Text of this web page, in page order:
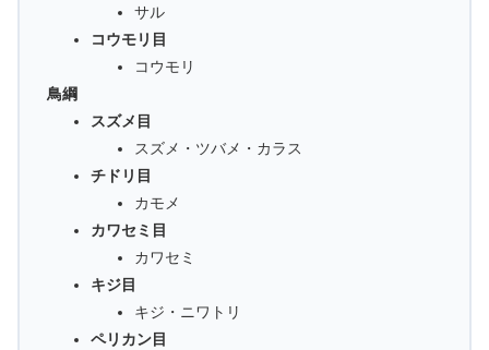
サル
コウモリ目
コウモリ
鳥綱
スズメ目
スズメ・ツバメ・カラス
チドリ目
カモメ
カワセミ目
カワセミ
キジ目
キジ・ニワトリ
ペリカン目